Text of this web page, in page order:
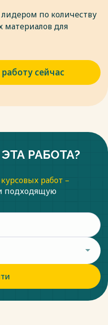
покупки
лидером по количеству
материалов для
сейчас
РАБОТА?
работ –
подходящую